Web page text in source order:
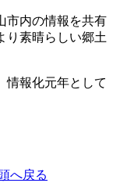
市内の情報を共有
り素晴らしい郷土
情報化元年として
へ戻る